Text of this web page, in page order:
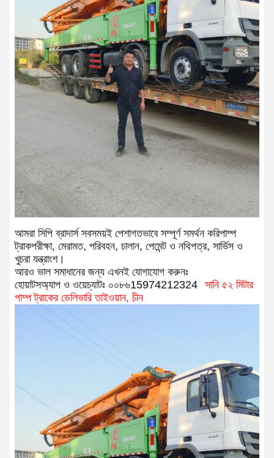
আমরা সিপি ব্রাদার্স সবসময়ই পেশাগতভাবে সম্পূর্ণ সমর্থন করিপাম্প
ট্রাকপরীক্ষা, মেরামত, পরিবহন, চালান, পেমেন্ট ও নথিপত্র, সার্ভিস ও
খুচরা যন্ত্রাংশ।
আরও ভাল সমাধানের জন্য এখনই যোগাযোগ করুনঃ
হোয়াটসঅ্যাপ ও ওয়েচ্যাটঃ ০০৮৬15974212324 সানি ৫২ মিটার
পাম্প ট্রাকের ডেলিভারি তাইওয়ান, চীন